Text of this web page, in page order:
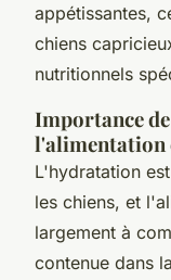
appétissantes,
chiens
nutritionnels
Importance
l'alimentation
L'hydratation
les chiens, et
largement à
contenue dans